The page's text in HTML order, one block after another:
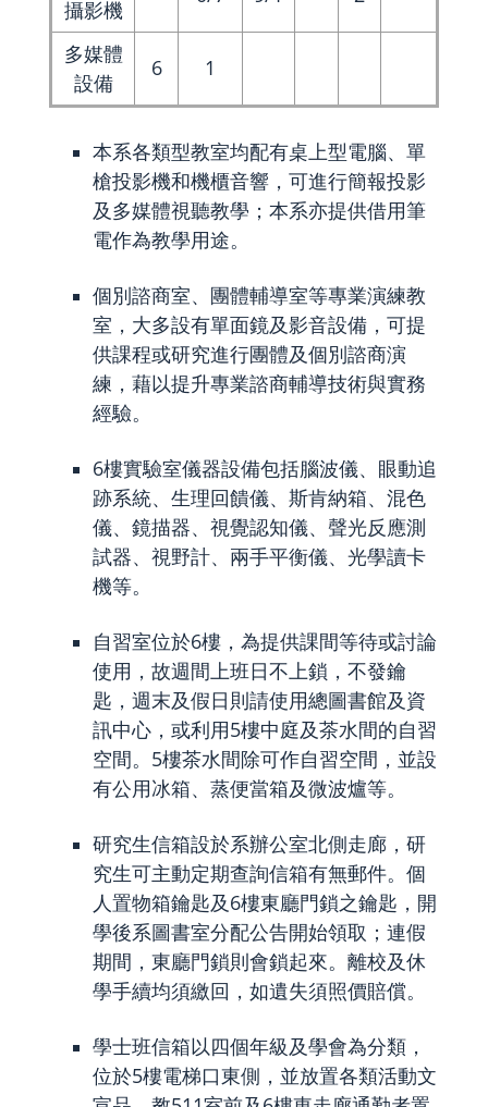
攝影機
多媒體
設備
6 1
本系各類型教室均配有桌上型電腦、單
槍投影機和機櫃音響，可進行簡報投影
及多媒體視聽教學；本系亦提供借用筆
電作為教學用途。
個別諮商室、團體輔導室等專業演練教
室，大多設有單面鏡及影音設備，可提
供課程或研究進行團體及個別諮商演
練，藉以提升專業諮商輔導技術與實務
經驗。
6樓實驗室儀器設備包括腦波儀、眼動追
跡系統、生理回饋儀、斯肯納箱、混色
儀、鏡描器、視覺認知儀、聲光反應測
試器、視野計、兩手平衡儀、光學讀卡
機等。
自習室位於6樓，為提供課間等待或討論
使用，故週間上班日不上鎖，不發鑰
匙，週末及假日則請使用總圖書館及資
訊中心，或利用5樓中庭及茶水間的自習
空間。5樓茶水間除可作自習空間，並設
有公用冰箱、蒸便當箱及微波爐等。
研究生信箱設於系辦公室北側走廊，研
究生可主動定期查詢信箱有無郵件。個
人置物箱鑰匙及6樓東廳門鎖之鑰匙，開
學後系圖書室分配公告開始領取；連假
期間，東廳門鎖則會鎖起來。離校及休
學手續均須繳回，如遺失須照價賠償。
學士班信箱以四個年級及學會為分類，
位於5樓電梯口東側，並放置各類活動文